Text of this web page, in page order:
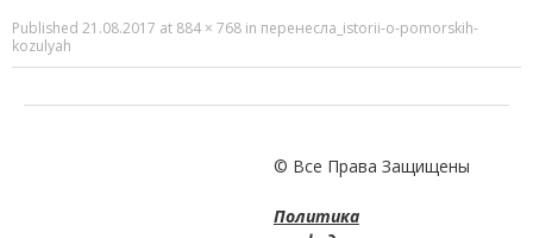
Published 21.08.2017 at 884 × 768 in перенесла_istorii-o-pomorskih-
kozulyah
© Все Права Защищены
Политика